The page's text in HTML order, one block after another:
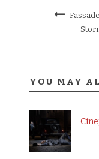
YOU MAY